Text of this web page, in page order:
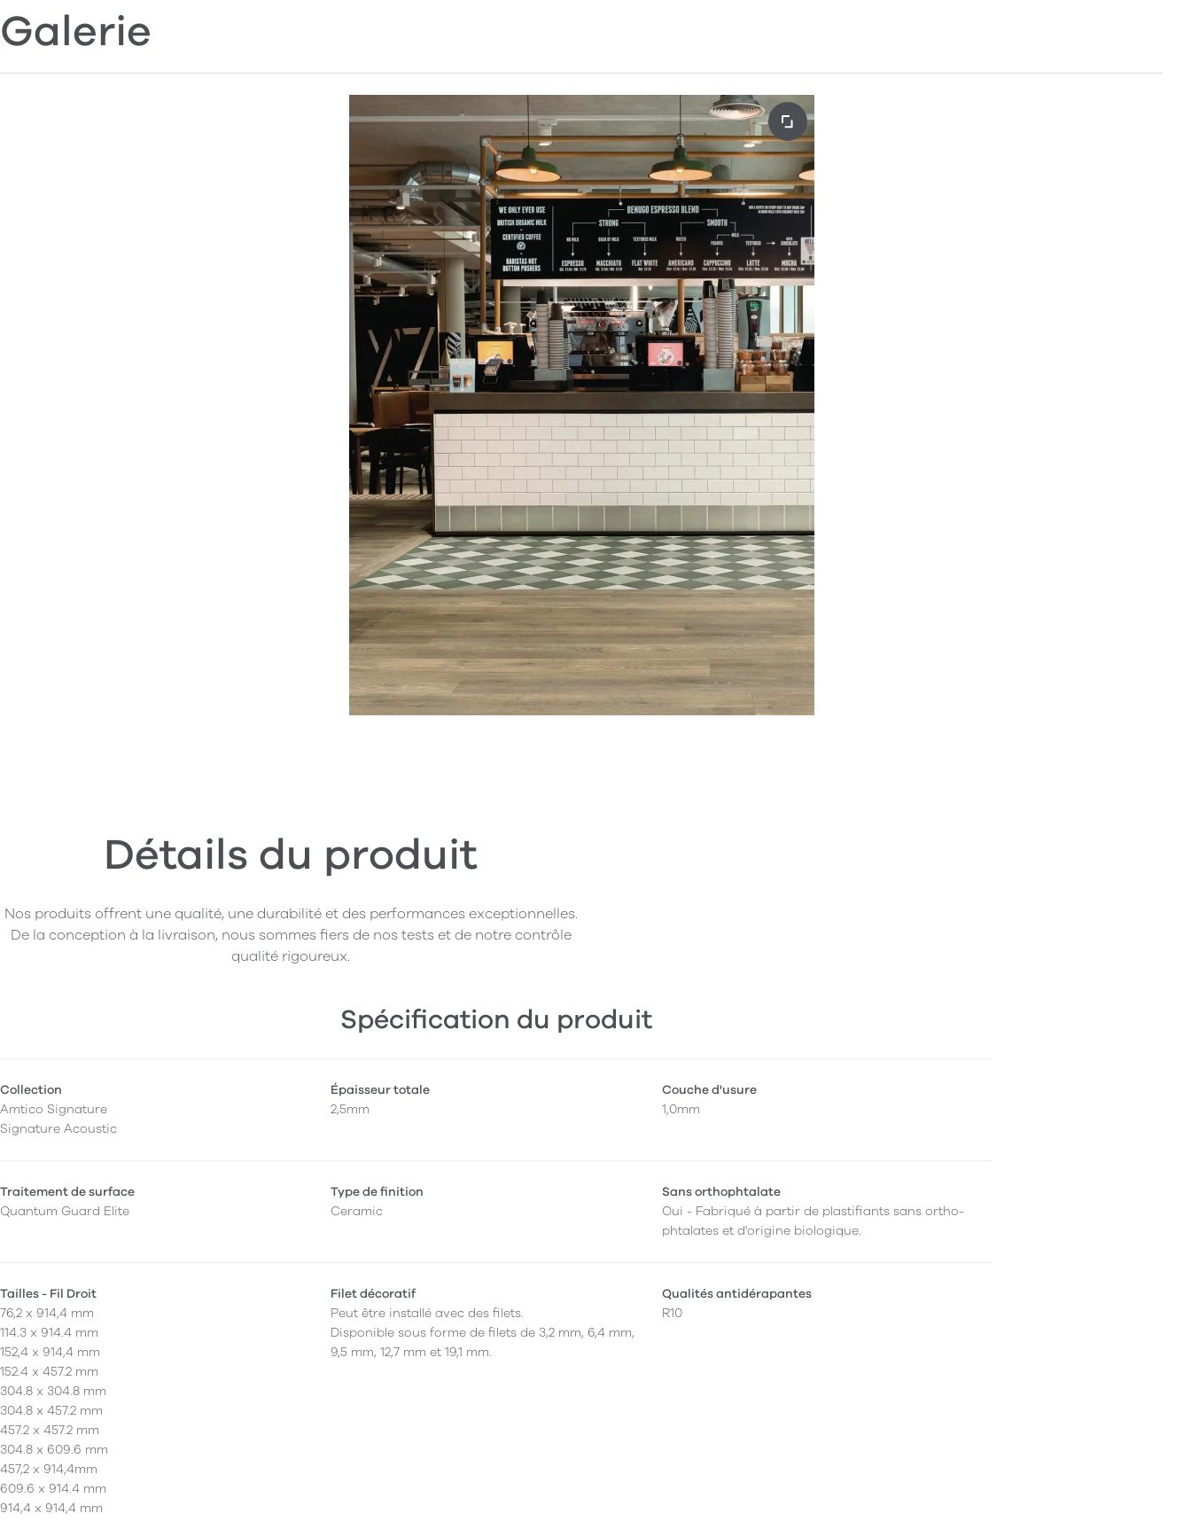
Galerie
Détails du produit
Nos produits offrent une qualité, une durabilité et des performances exceptionnelles.
De la conception à la livraison, nous sommes fiers de nos tests et de notre contrôle
qualité rigoureux.
Spécification du produit
Collection
Amtico Signature
Signature Acoustic
Épaisseur totale
2,5mm
Couche d'usure
1,0mm
Traitement de surface
Quantum Guard Elite
Type de finition
Ceramic
Sans orthophtalate
Oui - Fabriqué à partir de plastifiants sans ortho-
phtalates et d'origine biologique.
Tailles - Fil Droit
76,2 x 914,4 mm
114.3 x 914.4 mm
152,4 x 914,4 mm
152.4 x 457.2 mm
304.8 x 304.8 mm
304.8 x 457.2 mm
457.2 x 457.2 mm
304.8 x 609.6 mm
457,2 x 914,4mm
609.6 x 914.4 mm
914,4 x 914,4 mm
Filet décoratif
Peut être installé avec des filets.
Disponible sous forme de filets de 3,2 mm, 6,4 mm,
9,5 mm, 12,7 mm et 19,1 mm.
Qualités antidérapantes
R10